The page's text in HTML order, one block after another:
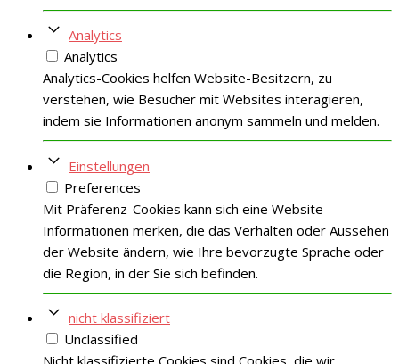
Analytics
Analytics
Analytics-Cookies helfen Website-Besitzern, zu
verstehen, wie Besucher mit Websites interagieren,
indem sie Informationen anonym sammeln und melden.
Einstellungen
Preferences
Mit Präferenz-Cookies kann sich eine Website
Informationen merken, die das Verhalten oder Aussehen
der Website ändern, wie Ihre bevorzugte Sprache oder
die Region, in der Sie sich befinden.
nicht klassifiziert
Unclassified
Nicht klassifizierte Cookies sind Cookies, die wir